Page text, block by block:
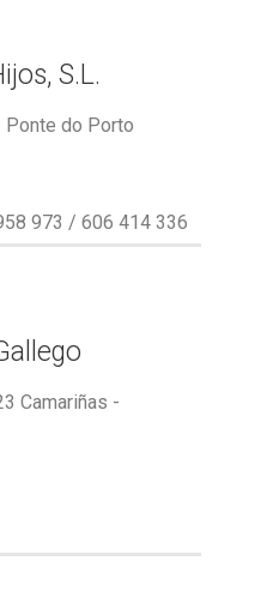
S.L.
do Porto
973 / 606 414 336
Camariñas -